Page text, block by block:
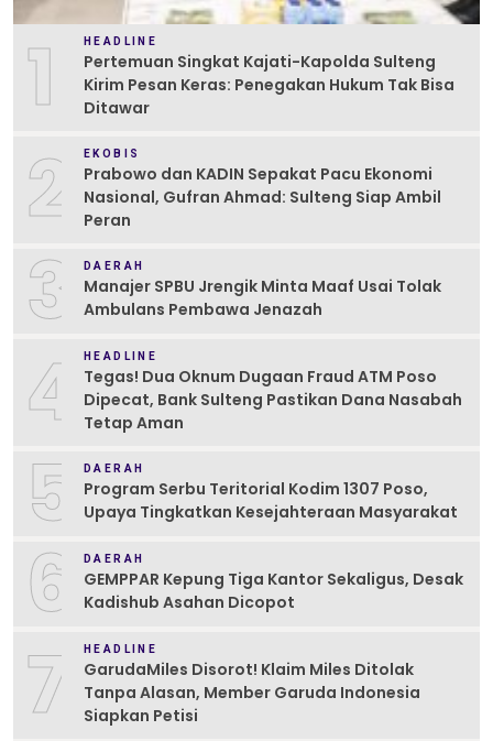
1 HEADLINE
Pertemuan Singkat Kajati-Kapolda Sulteng
Kirim Pesan Keras: Penegakan Hukum Tak Bisa
Ditawar
2 EKOBIS
Prabowo dan KADIN Sepakat Pacu Ekonomi
Nasional, Gufran Ahmad: Sulteng Siap Ambil
Peran
3 DAERAH
Manajer SPBU Jrengik Minta Maaf Usai Tolak
Ambulans Pembawa Jenazah
4 HEADLINE
Tegas! Dua Oknum Dugaan Fraud ATM Poso
Dipecat, Bank Sulteng Pastikan Dana Nasabah
Tetap Aman
5 DAERAH
Program Serbu Teritorial Kodim 1307 Poso,
Upaya Tingkatkan Kesejahteraan Masyarakat
6 DAERAH
GEMPPAR Kepung Tiga Kantor Sekaligus, Desak
Kadishub Asahan Dicopot
7 HEADLINE
GarudaMiles Disorot! Klaim Miles Ditolak
Tanpa Alasan, Member Garuda Indonesia
Siapkan Petisi